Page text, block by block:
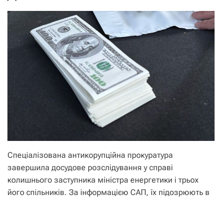
Спеціалізована антикорупційна прокуратура
завершила досудове розслідування у справі
колишнього заступника міністра енергетики і трьох
його спільників. За інформацією САП, їх підозрюють в